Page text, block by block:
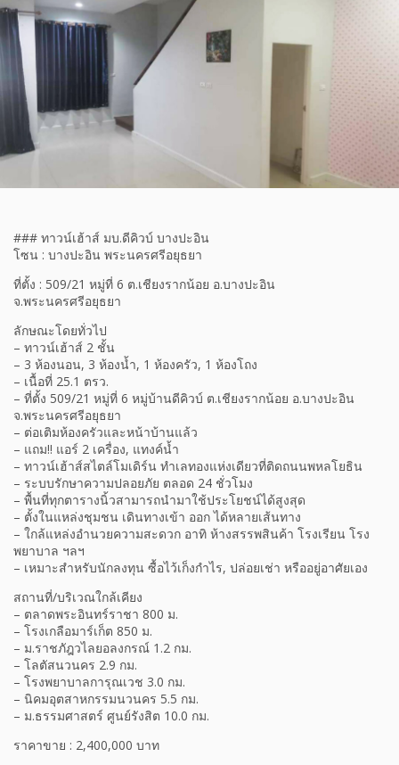
### ทาวน์เฮ้าส์ มบ.ดีคิวบ์ บางปะอิน
โซน : บางปะอิน พระนครศรีอยุธยา
ที่ตั้ง : 509/21 หมู่ที่ 6 ต.เชียงรากน้อย อ.บางปะอิน
จ.พระนครศรีอยุธยา
ลักษณะโดยทั่วไป
– ทาวน์เฮ้าส์ 2 ชั้น
– 3 ห้องนอน, 3 ห้องน้ำ, 1 ห้องครัว, 1 ห้องโถง
– เนื้อที่ 25.1 ตรว.
– ที่ตั้ง 509/21 หมู่ที่ 6 หมู่บ้านดีคิวบ์ ต.เชียงรากน้อย อ.บางปะอิน
จ.พระนครศรีอยุธยา
– ต่อเติมห้องครัวและหน้าบ้านแล้ว
– แถม!! แอร์ 2 เครื่อง, แทงค์น้ำ
– ทาวน์เฮ้าส์สไตล์โมเดิร์น ทำเลทองแห่งเดียวที่ติดถนนพหลโยธิน
– ระบบรักษาความปลอยภัย ตลอด 24 ชั่วโมง
– พื้นที่ทุกตารางนิ้วสามารถนำมาใช้ประโยชน์ได้สูงสุด
– ตั้งในแหล่งชุมชน เดินทางเข้า ออก ได้หลายเส้นทาง
– ใกล้แหล่งอำนวยความสะดวก อาทิ ห้างสรรพสินค้า โรงเรียน โรง
พยาบาล ฯลฯ
– เหมาะสำหรับนักลงทุน ซื้อไว้เก็งกำไร, ปล่อยเช่า หรืออยู่อาศัยเอง
สถานที่/บริเวณใกล้เคียง
– ตลาดพระอินทร์ราชา 800 ม.
– โรงเกลือมาร์เก็ต 850 ม.
– ม.ราชภัฎวไลยอลงกรณ์ 1.2 กม.
– โลตัสนวนคร 2.9 กม.
– โรงพยาบาลการุณเวช 3.0 กม.
– นิคมอุตสาหกรรมนวนคร 5.5 กม.
– ม.ธรรมศาสตร์ ศูนย์รังสิต 10.0 กม.
ราคาขาย : 2,400,000 บาท